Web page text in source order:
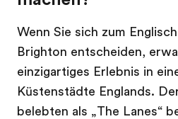
Wenn Sie sich zum
Brighton entscheiden,
einzigartiges Erlebnis in
Küstenstädte Englands.
belebten als „The Lanes“